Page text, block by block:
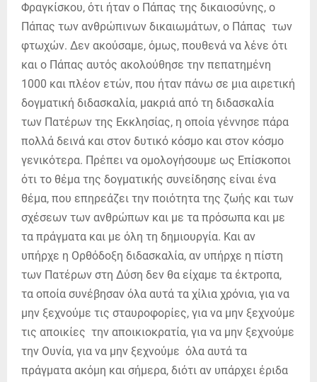
Φραγκίσκου, ότι ήταν ο Πάπας της δικαιοσύνης, ο
Πάπας των ανθρώπινων δικαιωμάτων, ο Πάπας των
φτωχών. Δεν ακούσαμε, όμως, πουθενά να λένε ότι
και ο Πάπας αυτός ακολούθησε την πεπατημένη
1000 και πλέον ετών, που ήταν πάνω σε μια αιρετική
δογματική διδασκαλία, μακριά από τη διδασκαλία
των Πατέρων της Εκκλησίας, η οποία γέννησε πάρα
πολλά δεινά και στον δυτικό κόσμο και στον κόσμο
γενικότερα. Πρέπει να ομολογήσουμε ως Επίσκοποι
ότι το θέμα της δογματικής συνείδησης είναι ένα
θέμα, που επηρεάζει την ποιότητα της ζωής και των
σχέσεων των ανθρώπων και με τα πρόσωπα και με
τα πράγματα και με όλη τη δημιουργία. Και αν
υπήρχε η Ορθόδοξη διδασκαλία, αν υπήρχε η πίστη
των Πατέρων στη Δύση δεν θα είχαμε τα έκτροπα,
τα οποία συνέβησαν όλα αυτά τα χίλια χρόνια, για να
μην ξεχνούμε τις σταυροφορίες, για να μην ξεχνούμε
τις αποικίες την αποικιοκρατία, για να μην ξεχνούμε
την Ουνία, για να μην ξεχνούμε όλα αυτά τα
πράγματα ακόμη και σήμερα, διότι αν υπάρχει έριδα